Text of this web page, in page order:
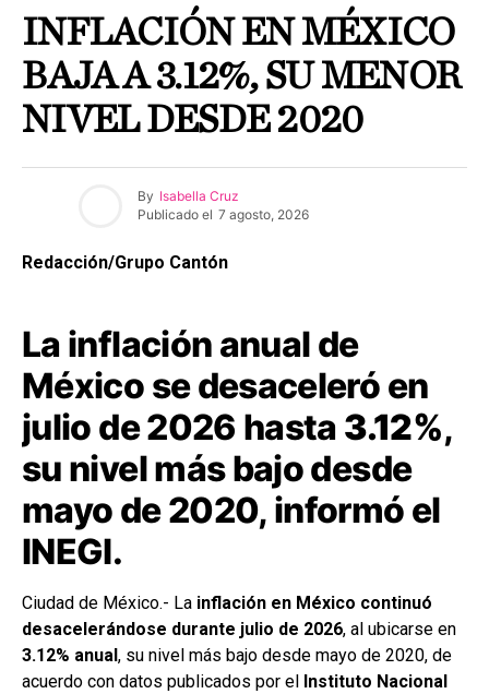
INFLACIÓN EN MÉXICO
BAJA A 3.12%, SU MENOR
NIVEL DESDE 2020
By Isabella Cruz
Publicado el 7 agosto, 2026
Redacción/Grupo Cantón
La inflación anual de
México se desaceleró en
julio de 2026 hasta 3.12%,
su nivel más bajo desde
mayo de 2020, informó el
INEGI.
Ciudad de México.- La inflación en México continuó
desacelerándose durante julio de 2026, al ubicarse en
3.12% anual, su nivel más bajo desde mayo de 2020, de
acuerdo con datos publicados por el Instituto Nacional